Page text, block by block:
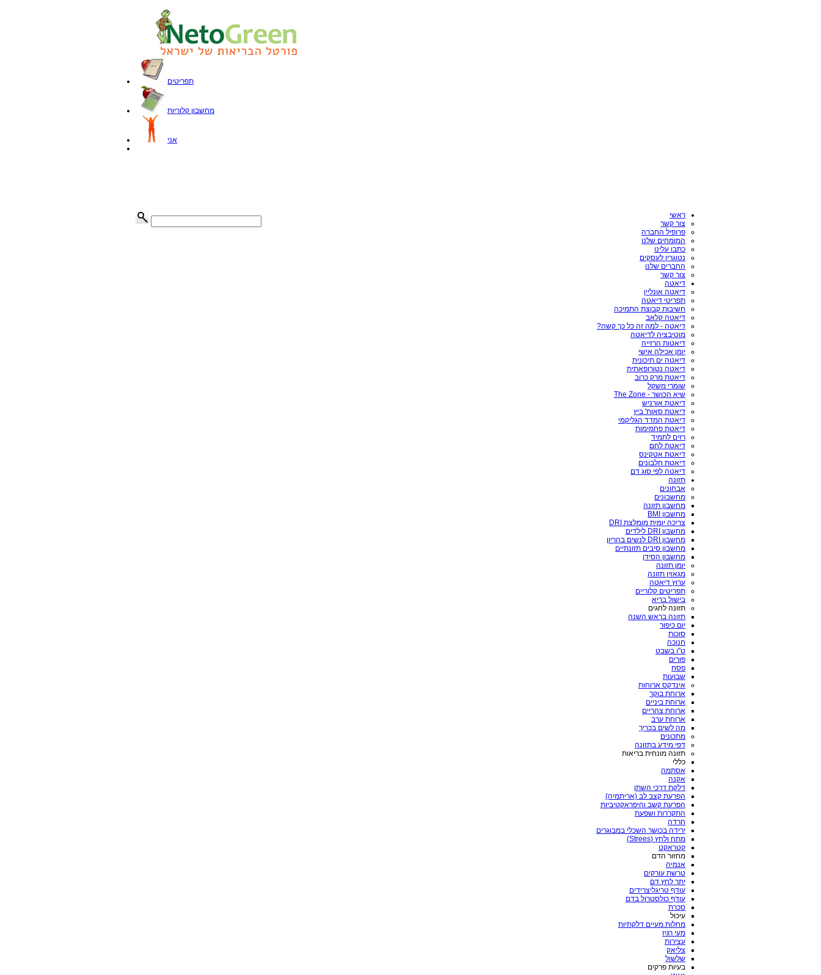
תפריטים
מחשבון קלוריות
אני
ראשי
צור קשר
פרופיל החברה
המומחים שלנו
כתבו עלינו
נטוגרין לעסקים
החברים שלנו
צור קשר
דיאטה
דיאטה אונליין
תפריטי דיאטה
חשיבות קבוצת התמיכה
דיאטה קלאב
דיאטה - למה זה כל כך קשה?
מוטיבציה לדיאטה
דיאטות הרזייה
יומן אכילה אישי
דיאטה ים תיכונית
דיאטה נטורופאתית
דיאטת מרק כרוב
שומרי משקל
שיא הכושר - The Zone
דיאטת אורניש
דיאטת סאות' ביץ
דיאטת המדד הגליקמי
דיאטת פחמימות
רזים לתמיד
דיאטת לחם
דיאטת אטקינס
דיאטת חלבונים
דיאטה לפי סוג דם
תזונה
אבחונים
מחשבונים
מחשבון תזונה
מחשבון BMI
צריכה יומית מומלצת DRI
מחשבון DRI לילדים
מחשבון DRI לנשים בהריון
מחשבון סיבים תזונתיים
מחשבון הסידן
יומן תזונה
מגאזין תזונה
ערוץ דיאטה
תפריטים קלוריים
בישול בריא
תזונה לחגים
תזונה בראש השנה
יום כיפור
סוכות
חנוכה
ט"ו בשבט
פורים
פסח
שבועות
אינדקס ארוחות
ארוחת בוקר
ארוחת ביניים
ארוחת צהריים
ארוחת ערב
מה לשים בכריך
מתכונים
דפי מידע בתזונה
תזונה מונחית בריאות
כללי
אסתמה
אקנה
דלקת דרכי השתן
הפרעת קצב לב (אריתמיה)
הפרעת קשב והיפראקטיביות
התקררות ושפעת
חרדה
ירידה בכושר השכלי במבוגרים
מתח ולחץ (Strees)
קטראקט
מחזור הדם
אנמיה
טרשת עורקים
יתר לחץ דם
עודף טריגליצרידים
עודף כולסטרול בדם
סכרת
עיכול
מחלות מעיים דלקתיות
מעי רגיז
עצירות
צליאק
שלשול
בעיות פרקים